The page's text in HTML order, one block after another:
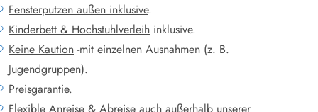
Fensterputzen außen inklusive.
Kinderbett & Hochstuhlverleih inklusive.
Keine Kaution -mit einzelnen Ausnahmen (z. B.
Jugendgruppen).
Preisgarantie.
Flexible Anreise & Abreise auch außerhalb unserer